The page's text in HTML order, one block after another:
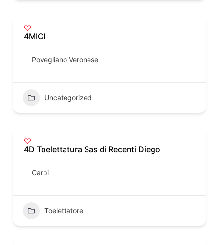
4MICI
Povegliano Veronese
Uncategorized
4D Toelettatura Sas di Recenti Diego
Carpi
Toelettatore